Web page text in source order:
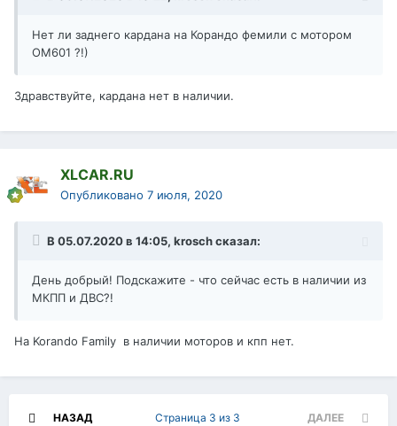
Нет ли заднего кардана на Корандо фемили с мотором
ОМ601 ?!)
Здравствуйте, кардана нет в наличии.
XLCAR.RU
Опубликовано 7 июля, 2020
В 05.07.2020 в 14:05, kroschсказал:
День добрый! Подскажите - что сейчас есть в наличии из
МКПП и ДВС?!
На Korando Family в наличии моторов и кпп нет.
НАЗАД ДАЛЕЕ
Страница 3 из 3